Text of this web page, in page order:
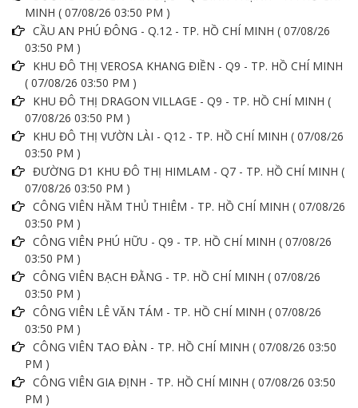
MINH ( 07/08/26 03:50 PM )
CẦU AN PHÚ ĐÔNG - Q.12 - TP. HỒ CHÍ MINH ( 07/08/26
03:50 PM )
KHU ĐÔ THỊ VEROSA KHANG ĐIỀN - Q9 - TP. HỒ CHÍ MINH
( 07/08/26 03:50 PM )
KHU ĐÔ THỊ DRAGON VILLAGE - Q9 - TP. HỒ CHÍ MINH (
07/08/26 03:50 PM )
KHU ĐÔ THỊ VƯỜN LÀI - Q12 - TP. HỒ CHÍ MINH ( 07/08/26
03:50 PM )
ĐƯỜNG D1 KHU ĐÔ THỊ HIMLAM - Q7 - TP. HỒ CHÍ MINH (
07/08/26 03:50 PM )
CÔNG VIÊN HẦM THỦ THIÊM - TP. HỒ CHÍ MINH ( 07/08/26
03:50 PM )
CÔNG VIÊN PHÚ HỮU - Q9 - TP. HỒ CHÍ MINH ( 07/08/26
03:50 PM )
CÔNG VIÊN BẠCH ĐẰNG - TP. HỒ CHÍ MINH ( 07/08/26
03:50 PM )
CÔNG VIÊN LÊ VĂN TÁM - TP. HỒ CHÍ MINH ( 07/08/26
03:50 PM )
CÔNG VIÊN TAO ĐÀN - TP. HỒ CHÍ MINH ( 07/08/26 03:50
PM )
CÔNG VIÊN GIA ĐỊNH - TP. HỒ CHÍ MINH ( 07/08/26 03:50
PM )